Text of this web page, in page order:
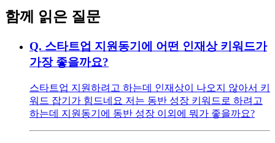
함께 읽은 질문
Q. 스타트업 지원동기에 어떤 인재상 키워드가
가장 좋을까요?
스타트업 지원하려고 하는데 인재상이 나오지 않아서 키
워드 잡기가 힘드네요 저는 동반 성장 키워드로 하려고
하는데 지원동기에 동반 성장 이외에 뭐가 좋을까요?